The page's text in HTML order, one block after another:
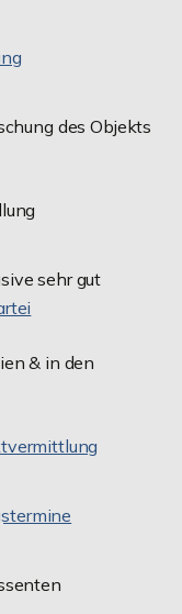
des Objekts
sehr gut
& in den